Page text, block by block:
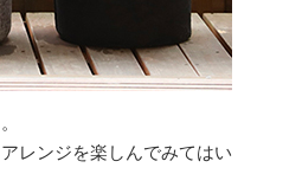
レンジを楽しんでみてはい